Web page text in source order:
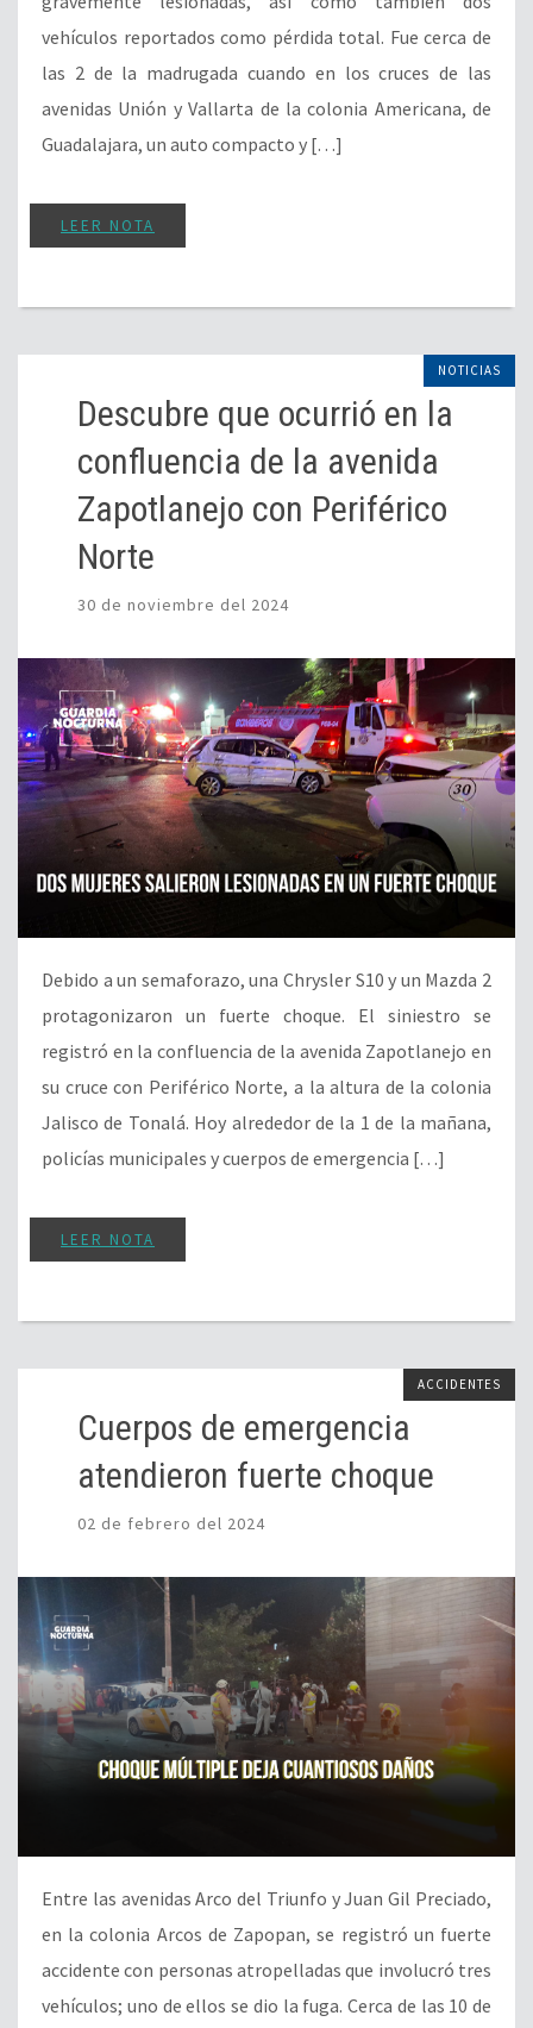
vehículos reportados como pérdida total. Fue cerca de
las 2 de la madrugada cuando en los cruces de las
avenidas Unión y Vallarta de la colonia Americana, de
Guadalajara, un auto compacto y […]
LEER NOTA
NOTICIAS
Descubre que ocurrió en la
confluencia de la avenida
Zapotlanejo con Periférico
Norte
30 de noviembre del 2024
Debido a un semaforazo, una Chrysler S10 y un Mazda 2
protagonizaron un fuerte choque. El siniestro se
registró en la confluencia de la avenida Zapotlanejo en
su cruce con Periférico Norte, a la altura de la colonia
Jalisco de Tonalá. Hoy alrededor de la 1 de la mañana,
policías municipales y cuerpos de emergencia […]
LEER NOTA
ACCIDENTES
Cuerpos de emergencia
atendieron fuerte choque
02 de febrero del 2024
Entre las avenidas Arco del Triunfo y Juan Gil Preciado,
en la colonia Arcos de Zapopan, se registró un fuerte
accidente con personas atropelladas que involucró tres
vehículos; uno de ellos se dio la fuga. Cerca de las 10 de